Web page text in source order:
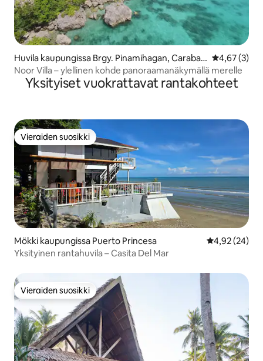
Huvila kaupungissa Brgy. Pinamihagan, Carabao
Island
4,67 (3)
Noor Villa – ylellinen kohde panoraamanäkymällä merelle
Yksityiset vuokrattavat rantakohteet
Vieraiden suosikki
Vieraiden suosikki
Mökki kaupungissa Puerto Princesa
4,92 (24)
Yksityinen rantahuvila – Casita Del Mar
Vieraiden suosikki
Vieraiden suosikki